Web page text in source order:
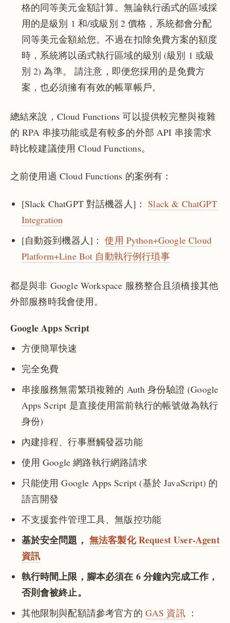
格的同等美元金額計算。無論執行函式的區域採
用的是級別 1 和/或級別 2 價格，系統都會分配
同等美元金額給您。不過在扣除免費方案的額度
時，系統將以函式執行區域的級別 (級別 1 或級
別 2) 為準。 請注意，即便您採用的是免費方
案，也必須擁有有效的帳單帳戶。
總結來說，Cloud Functions 可以提供較完整與複雜
的 RPA 串接功能或是有較多的外部 API 串接需求
時比較建議使用 Cloud Functions。
之前使用過 Cloud Functions 的案例有：
[Slack ChatGPT 對話機器人]：Slack & ChatGPT
Integration
[自動簽到機器人]：使用 Python+Google Cloud
Platform+Line Bot 自動執行例行瑣事
都是與非 Google Workspace 服務整合且須橋接其他
外部服務時我會使用。
Google Apps Script
方便簡單快速
完全免費
串接服務無需繁瑣複雜的 Auth 身份驗證 (Google
Apps Script 是直接使用當前執行的帳號做為執行
身份)
內建排程、行事曆觸發器功能
使用 Google 網路執行網路請求
只能使用 Google Apps Script (基於 JavaScript) 的
語言開發
不支援套件管理工具、無版控功能
基於安全問題， 無法客製化 Request User-Agent
資訊
執行時間上限，腳本必須在 6 分鐘內完成工作，
否則會被終止。
其他限制與配額請參考官方的 GAS 資訊：